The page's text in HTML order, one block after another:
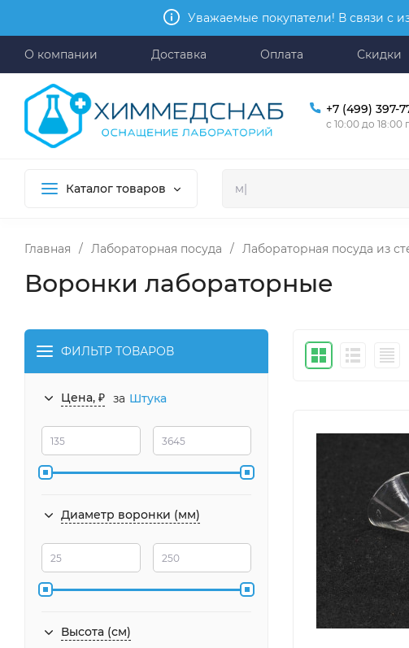
Уважаемые покупатели! В связи с
О компании Доставка Оплата Скидки
+7 (499) 397-
с 10:00 до
Каталог товаров
Главная / Лабораторная посуда / Лабораторная посуда из
Воронки лабораторные
ФИЛЬТР ТОВАРОВ
Цена, ₽ за Штука
Диаметр воронки (мм)
Высота (см)